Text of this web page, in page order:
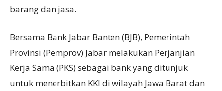
barang dan jasa.
Bersama Bank Jabar Banten (BJB), Pemerintah
Provinsi (Pemprov) Jabar melakukan Perjanjian
Kerja Sama (PKS) sebagai bank yang ditunjuk
untuk menerbitkan KKI di wilayah Jawa Barat dan